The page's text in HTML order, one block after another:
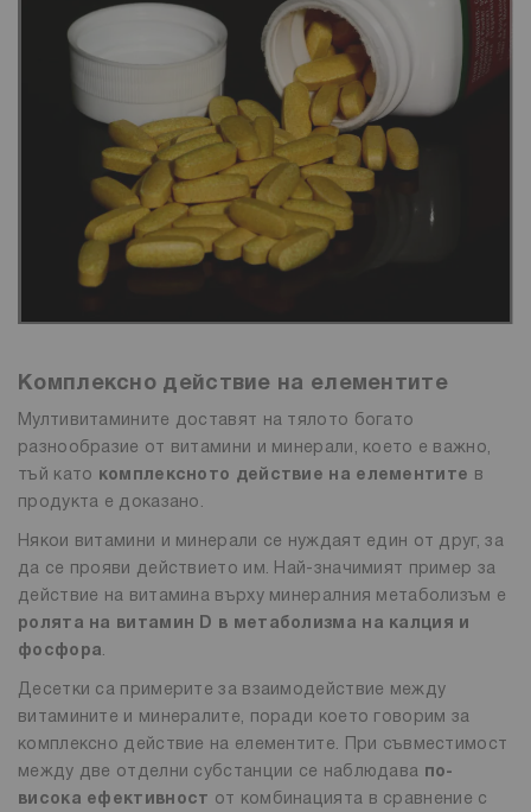
Комплексно действие на елементите
Мултивитамините доставят на тялото богато
разнообразие от витамини и минерали, което е важно,
тъй като комплексното действие на елементите в
продукта е доказано.
Някои витамини и минерали се нуждаят един от друг, за
да се прояви действието им. Най-значимият пример за
действие на витамина върху минералния метаболизъм е
ролята на витамин D в метаболизма на калция и
фосфора.
Десетки са примерите за взаимодействие между
витамините и минералите, поради което говорим за
комплексно действие на елементите. При съвместимост
между две отделни субстанции се наблюдава по-
висока ефективност от комбинацията в сравнение с